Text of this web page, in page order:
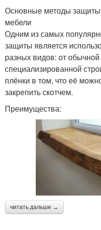
Основные методы
мебели
Одним из самых
защиты является
разных видов: от
специализированной
плёнки в том, что её
закрепить скотчем.
Преимущества:
читать дальше →